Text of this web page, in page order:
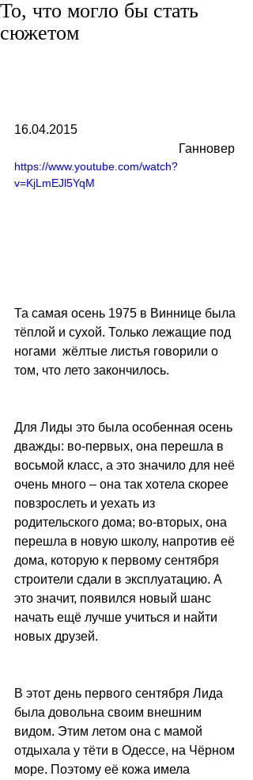
То, что могло бы стать
сюжетом
16.04.2015
                                                    Ганновер
https://www.youtube.com/watch?
v=KjLmEJl5YqM
Та самая осень 1975 в Виннице была
тёплой и сухой. Только лежащие под
ногами  жёлтые листья говорили о
том, что лето закончилось.
Для Лиды это была особенная осень
дважды: во-первых, она перешла в
восьмой класс, а это значило для неё
очень много – она так хотела скорее
повзрослеть и уехать из
родительского дома; во-вторых, она
перешла в новую школу, напротив её
дома, которую к первому сентября
строители сдали в эксплуатацию. А
это значит, появился новый шанс
начать ещё лучше учиться и найти
новых друзей.
В этот день первого сентября Лида
была довольна своим внешним
видом. Этим летом она с мамой
отдыхала у тёти в Одессе, на Чёрном
море. Поэтому её кожа имела